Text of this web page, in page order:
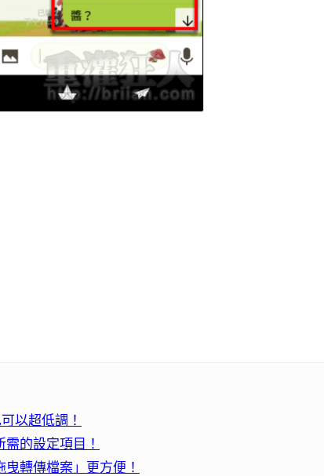
以超低調！
的設定項目！
轉傳檔案」更方便！